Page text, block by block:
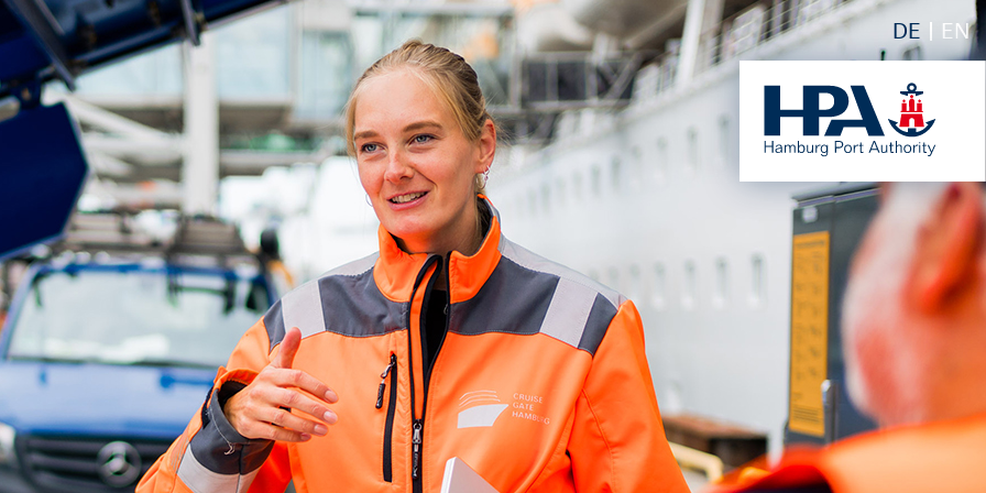
DE EN
Center der HPA
aller Verkehrsmeldungen im Hafen am